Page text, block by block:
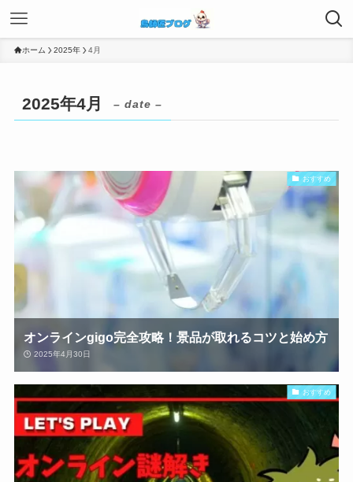
ホーム 2025年 4月
2025年4月 – date –
おすすめ
オンラインgigo完全攻略！景品が取れるコツと始め方
2025年4月30日
おすすめ